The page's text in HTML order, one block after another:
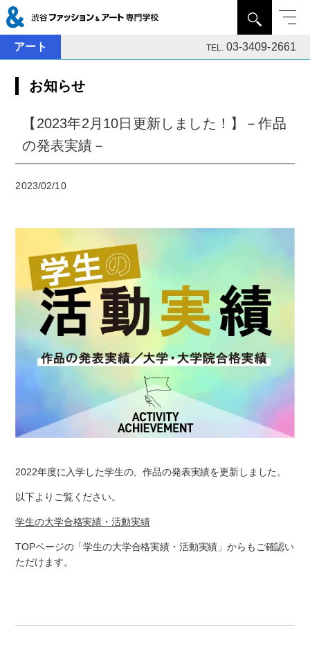
アート TEL. 03-3409-2661
お知らせ
【2023年2月10日更新しました！】－作品
の発表実績－
2023/02/10
2022年度に入学した学生の、作品の発表実績を更新しました。
以下よりご覧ください。
学生の大学合格実績・活動実績
TOPページの「学生の大学合格実績・活動実績」からもご確認い
ただけます。